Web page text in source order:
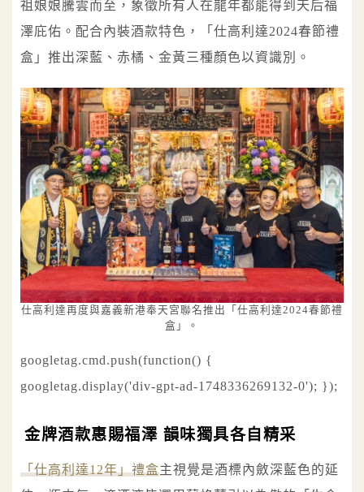
祖娘娘騰雲而至，象徵所有人在龍年都能得到天后福
澤庇佑。配合內裝酒款特色，「仕高利達2024春節禮
盒」推出深藍、赤橘、金黃三種顏色以資識別。
仕高利達再度與嘉義新港奉天宮聯名推出「仕高利達2024春節禮
盒」。
googletag.cmd.push(function() {
googletag.display('div-gpt-ad-1748336269132-0'); });
金牌酒款惠賜福澤 韻味獨具各自精采
「仕高利達12年」禮盒主視覺是酒標內斂深藍色的延